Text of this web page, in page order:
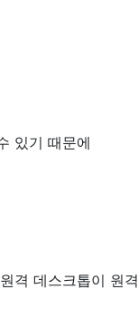
있기 때문에
격 데스크톱이 원격